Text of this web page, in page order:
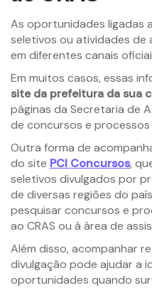
As oportunidades ligadas
seletivos ou atividades de
em diferentes canais
Em muitos casos, essas
site da prefeitura da sua
páginas da Secretaria de
de concursos e processos
Outra forma de
do site PCI Concursos,
seletivos divulgados por
de diversas regiões do
pesquisar concursos e
ao CRAS ou à área de
Além disso, acompanhar
divulgação pode ajudar a
oportunidades quando